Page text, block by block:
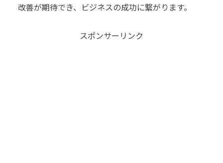
改善が期待でき、ビジネスの成功に繋がります。
スポンサーリンク